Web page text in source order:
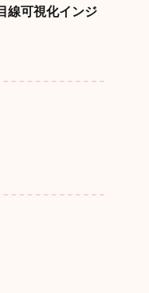
線可視化インジ